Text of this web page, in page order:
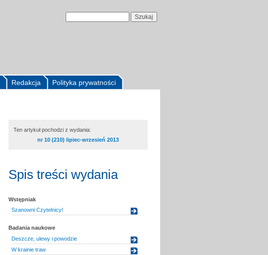
Polityka prywatności
Redakcja
Ten artykuł pochodzi z wydania:
nr 10 (210) lipiec-wrzesień 2013
Spis treści wydania
Wstępniak
Szanowni Czytelnicy!
Badania naukowe
Deszcze, ulewy i powodzie
W krainie traw